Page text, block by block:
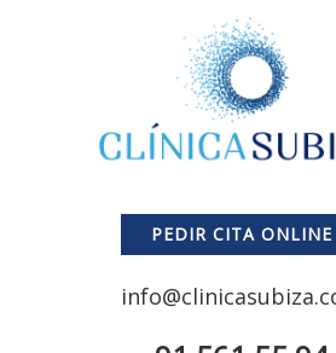
PEDIR CITA ONLINE